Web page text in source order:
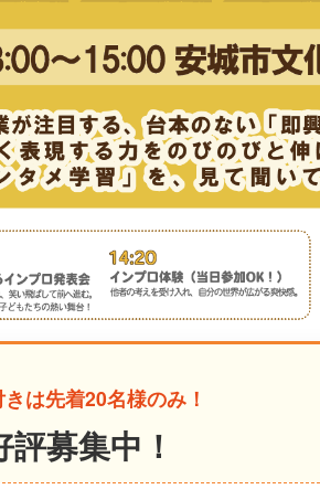
は先着20名様のみ！
募集中！